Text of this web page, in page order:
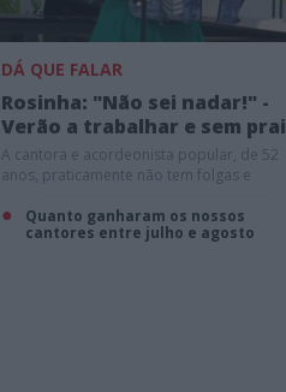
DÁ QUE FALAR
Rosinha: "Não sei nadar!" -
Verão a trabalhar e sem
A cantora e acordeonista popular, de 52
anos, praticamente não tem folgas e
espetáculos
Quanto ganharam os nossos
cantores entre julho e agosto